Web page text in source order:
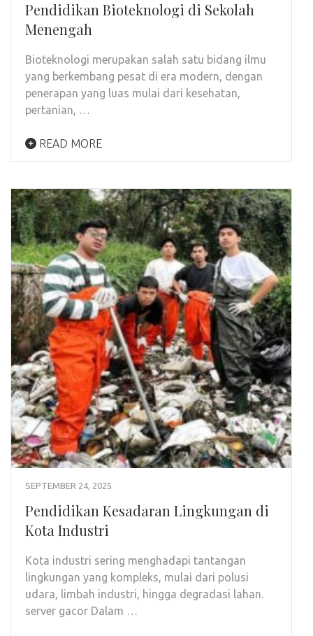
Pendidikan Bioteknologi di Sekolah
Menengah
Bioteknologi merupakan salah satu bidang ilmu
yang berkembang pesat di era modern, dengan
penerapan yang luas mulai dari kesehatan,
pertanian, …
READ MORE
SEPTEMBER 24, 2025
Pendidikan Kesadaran Lingkungan di
Kota Industri
Kota industri sering menghadapi tantangan
lingkungan yang kompleks, mulai dari polusi
udara, limbah industri, hingga degradasi lahan.
server gacor Dalam …